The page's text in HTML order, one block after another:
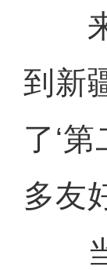
来
到新
了‘
多友
当